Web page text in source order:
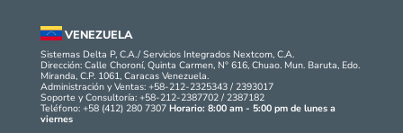
VENEZUELA
Sistemas Delta P, C.A./ Servicios Integrados Nextcom, C.A.
Dirección: Calle Choroní, Quinta Carmen, N° 616, Chuao. Mun. Baruta, Edo.
Miranda, C.P. 1061, Caracas Venezuela.
Administración y Ventas: +58-212-2325343 / 2393017
Soporte y Consultoría: +58-212-2387702 / 2387182
Teléfono: +58 (412) 280 7307 Horario: 8:00 am - 5:00 pm de lunes a
viernes